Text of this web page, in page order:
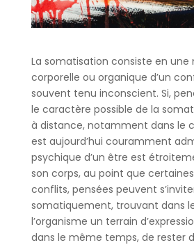
La somatisation consiste en
corporelle ou organique d’un
souvent tenu inconscient. Si,
le caractère possible de la
à distance, notamment dans le
est aujourd’hui couramment
psychique d’un être est
son corps, au point que
conflits, pensées peuvent
somatiquement, trouvant dans
l’organisme un terrain
dans le même temps, de rester